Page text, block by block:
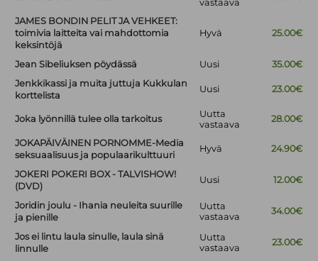
vastaava
JAMES BONDIN PELIT JA VEHKEET:
toimivia laitteita vai mahdottomia
keksintöjä
Hyvä 25.00€
Jean Sibeliuksen pöydässä Uusi
35.00€
Jenkkikassi ja muita juttuja Kukkulan
korttelista
Uusi 23.00€
Joka lyönnillä tulee olla tarkoitus
Uutta
vastaava
28.00€
JOKAPÄIVÄINEN PORNOMME-Media
seksuaalisuus ja populaarikulttuuri
Hyvä 24.90€
JOKERI POKERI BOX - TALVISHOW!
(DVD)
Uusi 12.00€
Joridin joulu - Ihania neuleita suurille
ja pienille
Uutta
vastaava
34.00€
Jos ei lintu laula sinulle, laula sinä
linnulle
Uutta
vastaava
23.00€